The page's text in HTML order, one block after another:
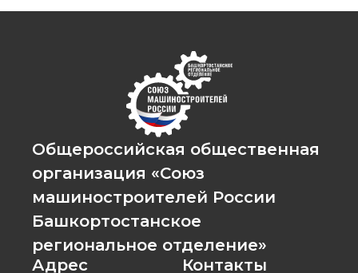
Общероссийская общественная
организация «Союз
машиностроителей России
Башкортостанское
региональное отделение»
Адрес
Контакты